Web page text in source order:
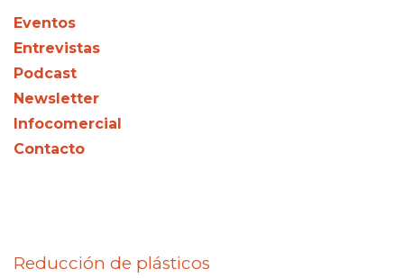
Eventos
Entrevistas
Podcast
Newsletter
Infocomercial
Contacto
Reducción de plásticos